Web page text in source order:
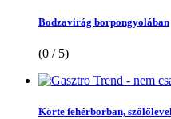
Bodzavirág borpongyolában
(0 / 5)
Körte fehérborban,